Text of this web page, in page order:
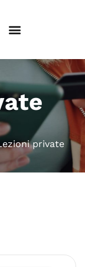
private